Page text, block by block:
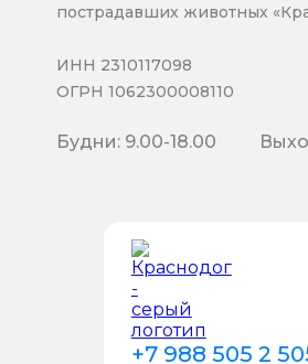
+7 988 505 2
пострадавших животных
ИНН 2310117098
ОГРН 1062300008110
Будни: 9.00-18.00